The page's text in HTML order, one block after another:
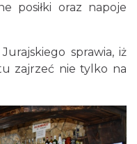
posiłki oraz napoje
sprawia, iż
zajrzeć nie tylko na